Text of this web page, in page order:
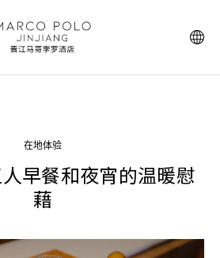
在地体验
早餐和夜宵的温暖慰
藉